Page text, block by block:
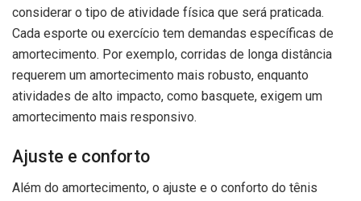
considerar o tipo de atividade física que será praticada.
Cada esporte ou exercício tem demandas específicas de
amortecimento. Por exemplo, corridas de longa distância
requerem um amortecimento mais robusto, enquanto
atividades de alto impacto, como basquete, exigem um
amortecimento mais responsivo.
Ajuste e conforto
Além do amortecimento, o ajuste e o conforto do tênis